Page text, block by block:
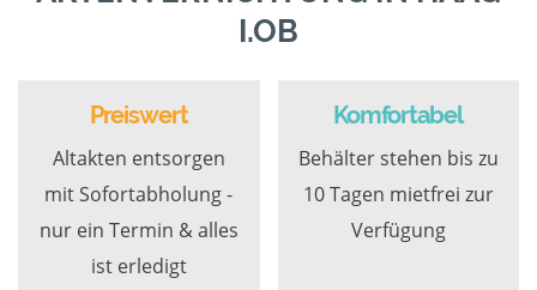
I.OB
Preiswert
Altakten entsorgen
mit Sofortabholung -
nur ein Termin & alles
ist erledigt
Komfortabel
Behälter stehen bis zu
10 Tagen mietfrei zur
Verfügung